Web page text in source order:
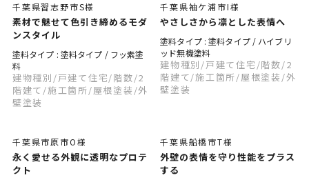
千葉県習志野市S様
素材で魅せて色引き締めるモダ
ンスタイル
塗料タイプ : 塗料タイプ / フッ素塗
料
建物種別 /戸建て住宅/階数/2
階建て /施工箇所 /屋根塗装 /外
壁塗装
千葉県袖ケ浦市I様
やさしさから凛とした表情へ
塗料タイプ : 塗料タイプ / ハイブリ
ッド無機塗料
建物種別 /戸建て住宅 /階数/2
階建て/施工箇所 /屋根塗装 /外
壁塗装
千葉県市原市O様
永く愛せる外観に透明なプロテ
クト
千葉県船橋市T様
外壁の表情を守り性能をプラス
する